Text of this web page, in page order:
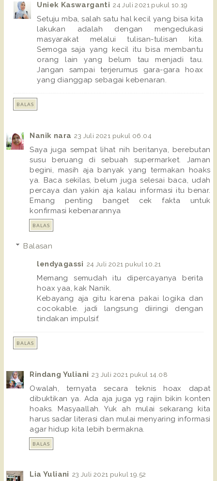
Uniek Kaswarganti 24 Juli 2021 pukul 10.19
Setuju mba, salah satu hal kecil yang bisa kita
lakukan adalah dengan mengedukasi
masyarakat melalui tulisan-tulisan kita.
Semoga saja yang kecil itu bisa membantu
orang lain yang belum tau menjadi tau.
Jangan sampai terjerumus gara-gara hoax
yang dianggap sebagai kebenaran.
BALAS
Nanik nara 23 Juli 2021 pukul 06.04
Saya juga sempat lihat nih beritanya, berebutan
susu beruang di sebuah supermarket. Jaman
begini, masih aja banyak yang termakan hoaks
ya. Baca sekilas, belum juga selesai baca, udah
percaya dan yakin aja kalau informasi itu benar.
Emang penting banget cek fakta untuk
konfirmasi kebenarannya
BALAS
Balasan
lendyagassi 24 Juli 2021 pukul 10.21
Memang semudah itu dipercayanya berita
hoax yaa, kak Nanik.
Kebayang aja gitu karena pakai logika dan
cocokable. jadi langsung diiringi dengan
tindakan impulsif.
BALAS
Rindang Yuliani 23 Juli 2021 pukul 14.08
Owalah, ternyata secara teknis hoax dapat
dibuktikan ya. Ada aja juga yg rajin bikin konten
hoaks. Masyaallah. Yuk ah mulai sekarang kita
harus sadar literasi dan mulai menyaring informasi
agar hidup kita lebih bermakna.
BALAS
Lia Yuliani 23 Juli 2021 pukul 19.52